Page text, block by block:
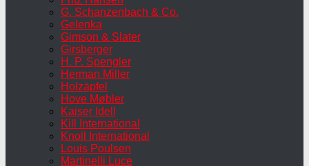
G. Schanzenbach & Co.
Gelenka
Gimson & Slater
Girsberger
H. P. Spengler
Herman Miller
Holzäpfel
Hove Møbler
Kaiser Idell
Kill International
Knoll International
Louis Poulsen
Martinelli Luce